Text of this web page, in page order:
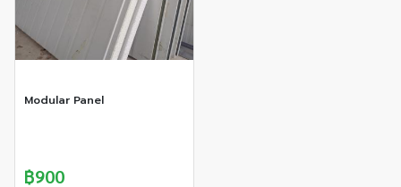
Modular Panel
฿900